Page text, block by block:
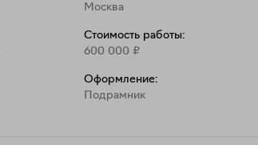
Москва
Стоимость работы:
600 000 ₽
Оформление:
Подрамник